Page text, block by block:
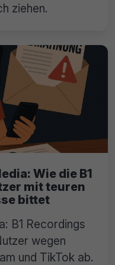
ziehen.
Wie die B1
mit teuren
bittet
B1 Recordings
wegen
und TikTok ab.